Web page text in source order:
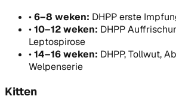
•6–8 weken: DHPP erste
•10–12 weken: DHPP
Leptospirose
•14–16 weken: DHPP, Tollwut,
Welpenserie
Kitten